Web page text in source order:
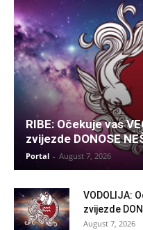
RIBE: Očekuje vas
zvijezde DONOSE
Portal - August 7, 2026
VODOLIJA:
zvijezde
August 7, 2026